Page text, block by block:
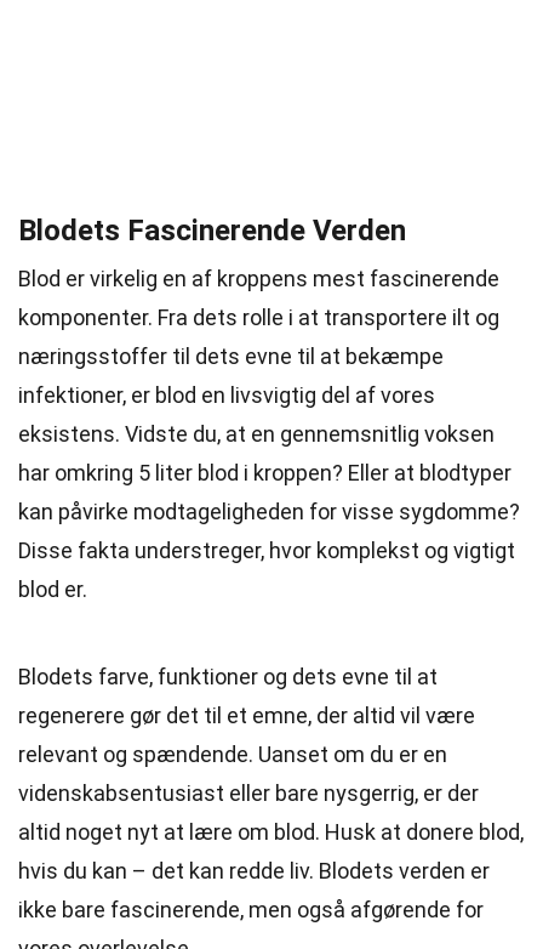
Blodets Fascinerende Verden
Blod er virkelig en af kroppens mest fascinerende
komponenter. Fra dets rolle i at transportere ilt og
næringsstoffer til dets evne til at bekæmpe
infektioner, er blod en livsvigtig del af vores
eksistens. Vidste du, at en gennemsnitlig voksen
har omkring 5 liter blod i kroppen? Eller at blodtyper
kan påvirke modtageligheden for visse sygdomme?
Disse fakta understreger, hvor komplekst og vigtigt
blod er.
Blodets farve, funktioner og dets evne til at
regenerere gør det til et emne, der altid vil være
relevant og spændende. Uanset om du er en
videnskabsentusiast eller bare nysgerrig, er der
altid noget nyt at lære om blod. Husk at donere blod,
hvis du kan – det kan redde liv. Blodets verden er
ikke bare fascinerende, men også afgørende for